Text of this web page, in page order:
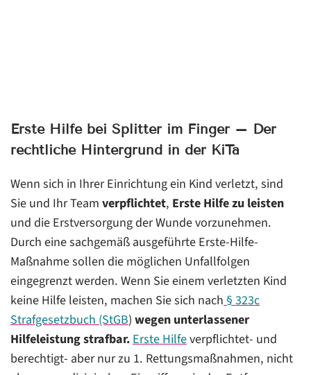
Erste Hilfe bei Splitter im Finger – Der
rechtliche Hintergrund in der KiTa
Wenn sich in Ihrer Einrichtung ein Kind verletzt, sind
Sie und Ihr Teamverpflichtet, Erste Hilfe zu leisten
und die Erstversorgung der Wunde vorzunehmen.
Durch eine sachgemäß ausgeführte Erste-Hilfe-
Maßnahme sollen die möglichen Unfallfolgen
eingegrenzt werden. Wenn Sie einem verletzten Kind
keine Hilfe leisten, machen Sie sich nach§ 323c
Strafgesetzbuch (StGB)wegen unterlassener
Hilfeleistung strafbar.Erste Hilfeverpflichtet- und
berechtigt- aber nur zu 1. Rettungsmaßnahmen, nicht